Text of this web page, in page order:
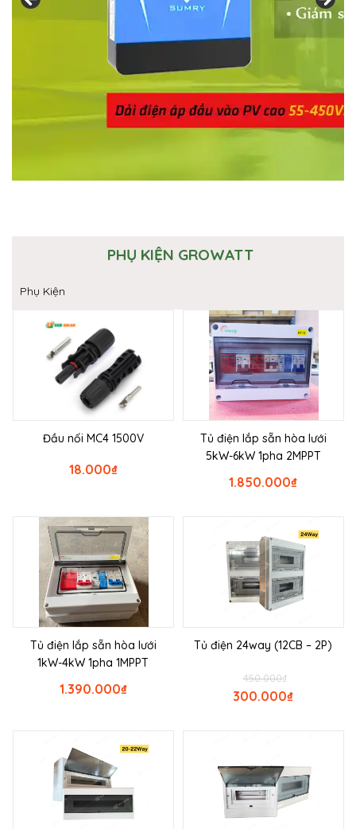
PHỤ KIỆN GROWATT
Phụ Kiện
Đầu nối MC4 1500V
₫
18.000
Tủ điện lắp sẵn hòa lưới
5kW-6kW 1pha 2MPPT
₫
1.850.000
Tủ điện lắp sẵn hòa lưới
1kW-4kW 1pha 1MPPT
₫
1.390.000
Tủ điện 24way (12CB – 2P)
₫
450.000
₫
300.000